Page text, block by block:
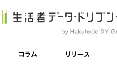
コラム リリース